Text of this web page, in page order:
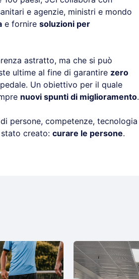
e agenzie, ministri e mondo
e fornire soluzioni per
astratto, ma che si può
ultime al fine di garantire zero
Un obiettivo per il quale
nuovi spunti di miglioramento.
persone, competenze, tecnologia
creato: curare le persone.